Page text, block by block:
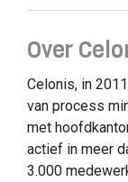
Over
Celonis, in
van process
met
actief in meer
3.000